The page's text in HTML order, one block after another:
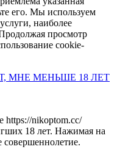
его. Мы используем
наиболее
просмотр
cookie-
МНЕ МЕНЬШЕ 18 ЛЕТ
https://nikoptom.cc/
18 лет. Нажимая на
совершеннолетие.